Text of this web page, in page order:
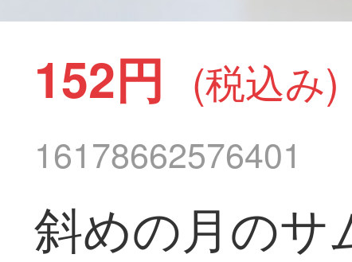
152円 (税込み)
16178662576401
斜めの月のサ